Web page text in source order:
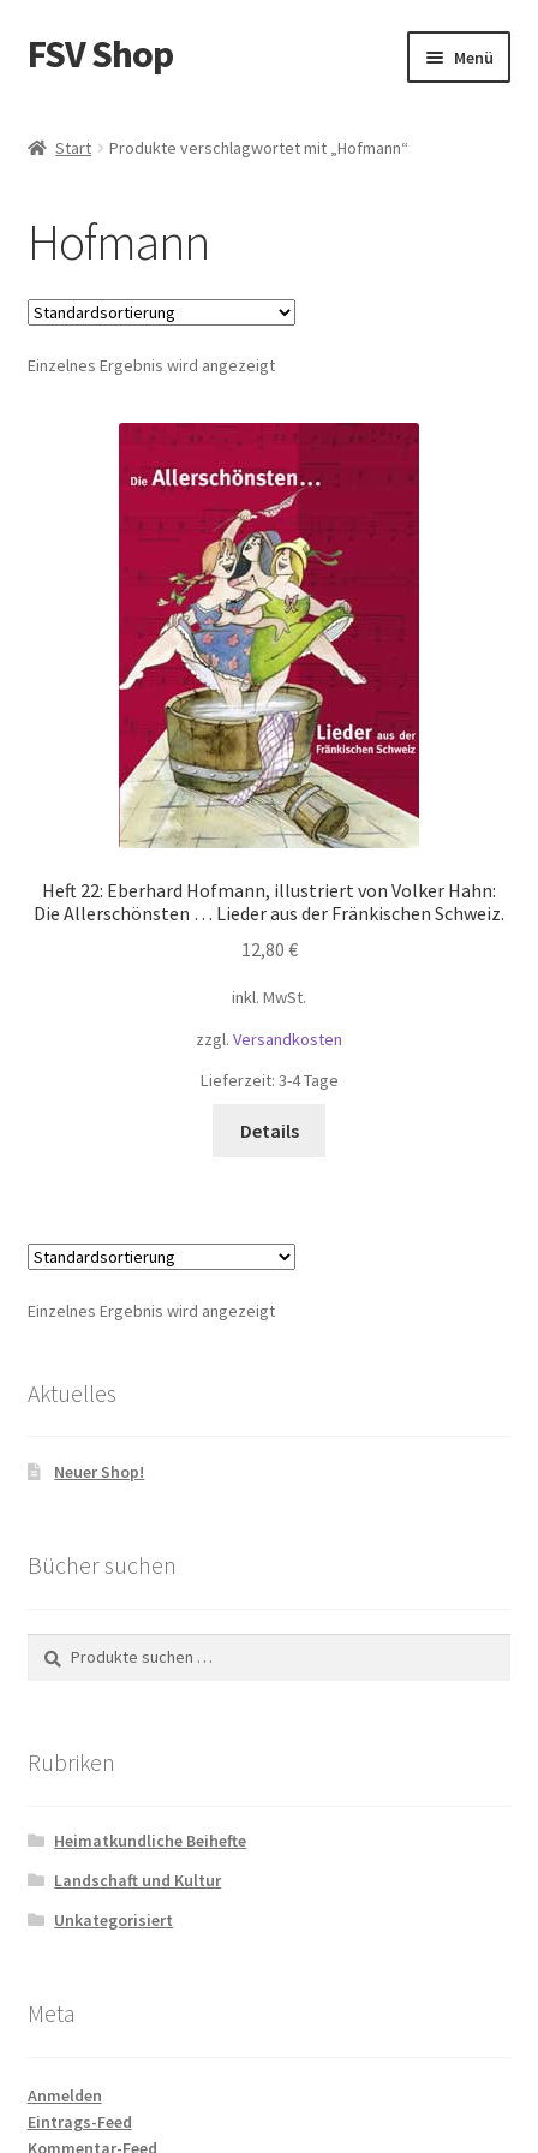
Zur
Navigation
Zum
Inhalt
FSV Shop Menü
Datenschutzerklärung
Impressum
Kasse
Mein Konto
Widerrufsbelehrung
Zahlungsarten
Start Produkte verschlagwortet mit „Hofmann“
Hofmann
Einzelnes Ergebnis wird angezeigt
Heft 22: Eberhard Hofmann, illustriert von Volker Hahn:
Die Allerschönsten … Lieder aus der Fränkischen Schweiz.
12,80 €
inkl. MwSt.
zzgl. Versandkosten
Lieferzeit: 3-4 Tage
Details
Einzelnes Ergebnis wird angezeigt
Aktuelles
Neuer Shop!
Bücher suchen
Suchen
nach:
Suchen
Rubriken
Heimatkundliche Beihefte
Landschaft und Kultur
Unkategorisiert
Meta
Anmelden
Eintrags-Feed
Kommentar-Feed